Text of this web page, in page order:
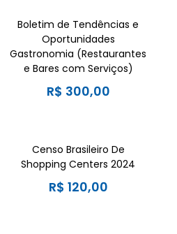
Boletim de Tendências e
Oportunidades
Gastronomia (Restaurantes
e Bares com Serviços)
R$ 300,00
Censo Brasileiro De
Shopping Centers 2024
R$ 120,00